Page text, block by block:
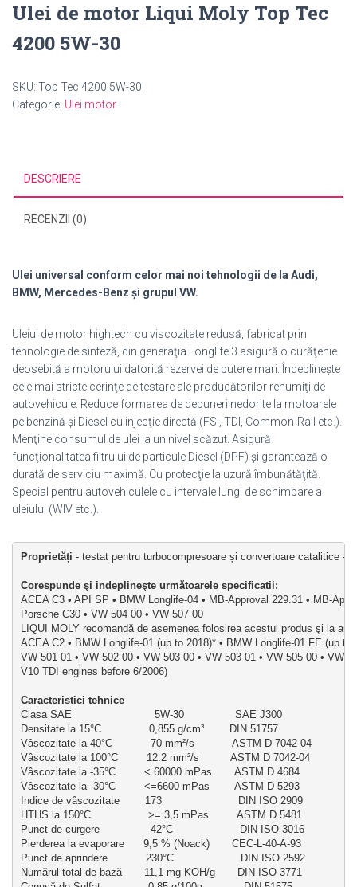
Ulei de motor Liqui Moly Top Tec
4200 5W-30
SKU: Top Tec 4200 5W-30
Categorie: Ulei motor
DESCRIERE
RECENZII (0)
Ulei universal conform celor mai noi tehnologii de la Audi,
BMW, Mercedes-Benz şi grupul VW.
Uleiul de motor hightech cu viscozitate redusă, fabricat prin
tehnologie de sinteză, din generaţia Longlife 3 asigură o curăţenie
deosebită a motorului datorită rezervei de putere mari. Îndeplineşte
cele mai stricte cerinţe de testare ale producătorilor renumiţi de
autovehicule. Reduce formarea de depuneri nedorite la motoarele
pe benzină şi Diesel cu injecţie directă (FSI, TDI, Common-Rail etc.).
Menţine consumul de ulei la un nivel scăzut. Asigură
funcţionalitatea filtrului de particule Diesel (DPF) şi garantează o
durată de serviciu maximă. Cu protecţie la uzură îmbunătăţită.
Special pentru autovehiculele cu intervale lungi de schimbare a
uleiului (WIV etc.).
Proprietăți - testat pentru turbocompresoare și convertoare catalitice -
Corespunde şi indeplineşte următoarele specificatii:
ACEA C3 • API SP • BMW Longlife-04 • MB-Approval 229.31 • MB-
Porsche C30 • VW 504 00 • VW 507 00
LIQUI MOLY recomandă de asemenea folosirea acestui produs şi la
ACEA C2 • BMW Longlife-01 (up to 2018)* • BMW Longlife-01 FE (up
VW 501 01 • VW 502 00 • VW 503 00 • VW 503 01 • VW 505 00 • VW
V10 TDI engines before 6/2006)
Caracteristici tehnice
Clasa SAE                          5W-30                SAE J300
Densitate la 15°C               0,855 g/cm³        DIN 51757
Vâscozitate la 40°C            70 mm²/s            ASTM D 7042-04
Vâscozitate la 100°C         12.2 mm²/s          ASTM D 7042-04
Vâscozitate la -35°C         < 60000 mPas       ASTM D 4684
Vâscozitate la -30°C         <=6600 mPas        ASTM D 5293
Indice de vâscozitate        173                        DIN ISO 2909
HTHS la 150°C                  >= 3,5 mPas         ASTM D 5481
Punct de curgere               -42°C                     DIN ISO 3016
Pierderea la evaporare      9,5 % (Noack)       CEC-L-40-A-93
Punct de aprindere            230°C                     DIN ISO 2592
Numărul total de bază       11,1 mg KOH/g       DIN ISO 3771